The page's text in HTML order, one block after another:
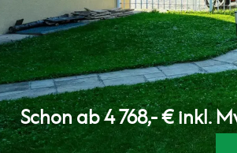
Schon ab 4 768,- € inkl.